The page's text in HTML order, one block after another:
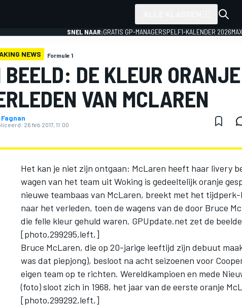
SNEL NAAR:GRATIS GP-MANAGERSPEL F1-KALENDER 2026
NEWS Formule 1
BEELD: DE KLEUR
VAN MCLAREN
26 feb 2017, 11:00
Het kan je niet zijn ontgaan: McLaren heeft haar livery
wagen van het team uit Woking is gedeeltelijk oranje
nieuwe teambaas van McLaren, breekt met het
naar het verleden, toen de wagens van de door Bruce
die felle kleur gehuld waren. GPUpdate.net zet de
[photo,299295,left,]
Bruce McLaren, die op 20-jarige leeftijd zijn debuut
was dat piepjong), besloot na acht seizoenen voor
eigen team op te richten. Wereldkampioen en mede
(foto) sloot zich in 1968, het jaar van de eerste oranje
[photo,299292,left,]